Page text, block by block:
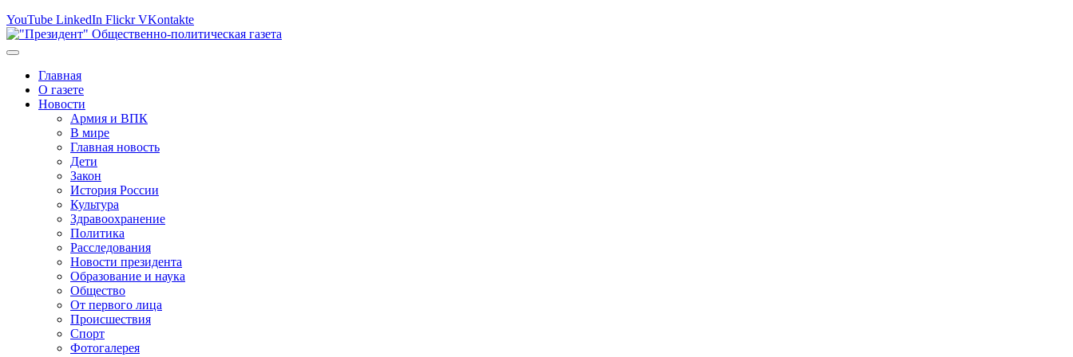
YouTube LinkedIn Flickr VKontakte
Главная
О газете
Новости
Армия и ВПК
В мире
Главная новость
Дети
Закон
История России
Культура
Здравоохранение
Политика
Расследования
Новости президента
Образование и наука
Общество
От первого лица
Происшествия
Спорт
Фотогалерея